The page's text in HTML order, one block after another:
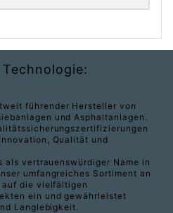
führender Hersteller von
und Asphaltanlagen.
Qualität und
als vertrauenswürdiger Name in
umfangreiches Sortiment an
auf die vielfältigen
ein und gewährleistet
Langlebigkeit.